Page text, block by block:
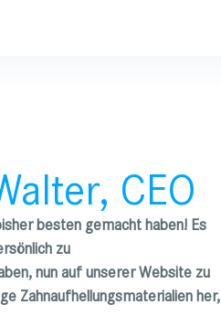
CEO
besten gemacht haben! Es
zu
nun auf unserer Website zu
Zahnaufhellungsmaterialien her,